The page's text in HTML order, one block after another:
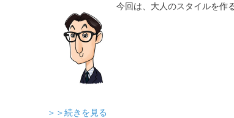
今回は、大人のスタイルを作
＞＞続きを見る